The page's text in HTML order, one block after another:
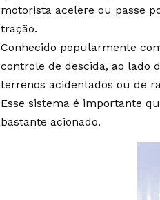
motorista acelere ou passe
tração.
Conhecido popularmente
controle de descida, ao lado
terrenos acidentados ou de
Esse sistema é importante
bastante acionado.